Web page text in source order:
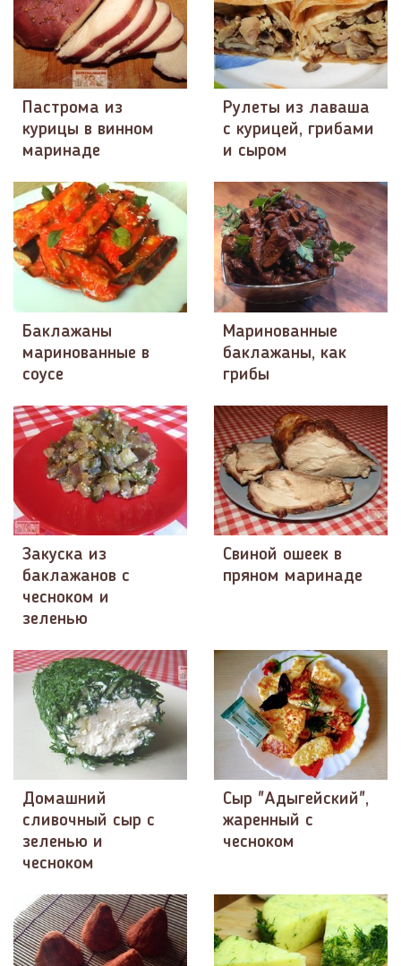
Пастрома из
курицы в винном
маринаде
Рулеты из лаваша
с курицей, грибами
и сыром
Баклажаны
маринованные в
соусе
Маринованные
баклажаны, как
грибы
Закуска из
баклажанов с
чесноком и
зеленью
Свиной ошеек в
пряном маринаде
Домашний
сливочный сыр с
зеленью и
чесноком
Сыр "Адыгейский",
жаренный с
чесноком